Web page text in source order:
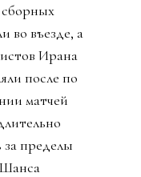
во въезде, а
Ирана
после по
матчей
за пределы